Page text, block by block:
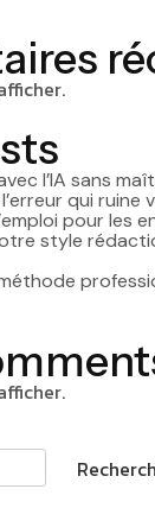
l’IA sans
qui ruine
pour les
style